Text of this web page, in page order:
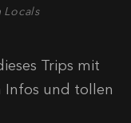
Locals
Trips mit
Infos und tollen